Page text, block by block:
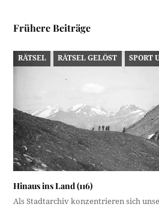
Frühere Beiträge
RÄTSEL RÄTSEL GELÖST SPORT
Hinaus ins Land (116)
Als Stadtarchiv konzentrieren sich